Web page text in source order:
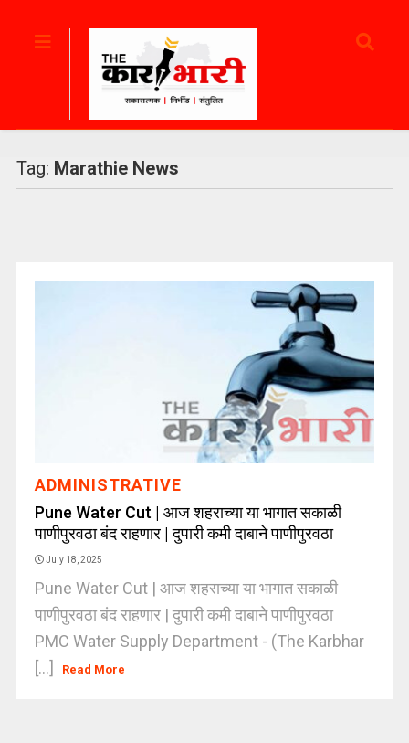
Tag: Marathie News
ADMINISTRATIVE
Pune Water Cut | आज शहराच्या या भागात सकाळी
पाणीपुरवठा बंद राहणार | दुपारी कमी दाबाने पाणीपुरवठा
July 18, 2025
Pune Water Cut | आज शहराच्या या भागात सकाळी
पाणीपुरवठा बंद राहणार | दुपारी कमी दाबाने पाणीपुरवठा
PMC Water Supply Department - (The Karbhar
[...]
Read More